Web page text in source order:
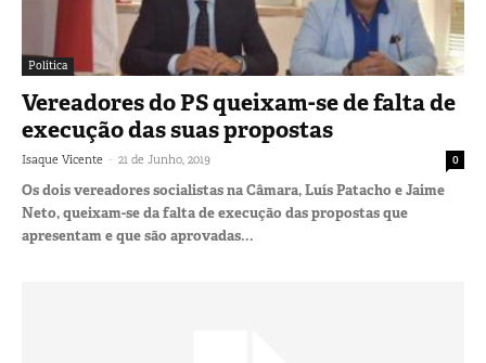
Política
Vereadores do PS queixam-se de falta de
execução das suas propostas
Isaque Vicente - 21 de Junho, 2019 0
Os dois vereadores socialistas na Câmara, Luís Patacho e Jaime
Neto, queixam-se da falta de execução das propostas que
apresentam e que são aprovadas...